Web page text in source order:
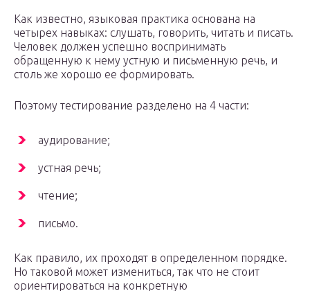
Как известно, языковая практика основана на
четырех навыках: слушать, говорить, читать и писать.
Человек должен успешно воспринимать
обращенную к нему устную и письменную речь, и
столь же хорошо ее формировать.
Поэтому тестирование разделено на 4 части:
аудирование;
устная речь;
чтение;
письмо.
Как правило, их проходят в определенном порядке.
Но таковой может измениться, так что не стоит
ориентироваться на конкретную